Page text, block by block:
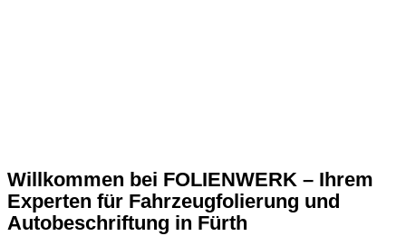
Willkommen bei FOLIENWERK – Ihrem
Experten für Fahrzeugfolierung und
Autobeschriftung in Fürth